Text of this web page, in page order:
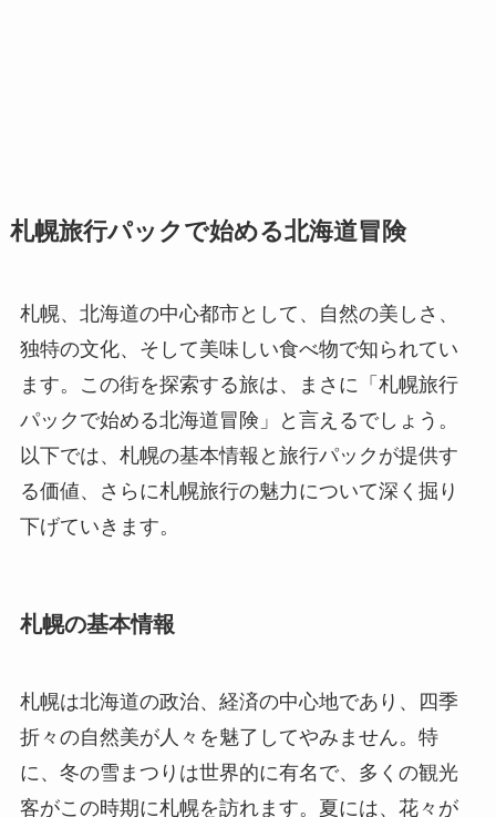
札幌旅行パックで始める北海道冒険
札幌、北海道の中心都市として、自然の美しさ、
独特の文化、そして美味しい食べ物で知られてい
ます。この街を探索する旅は、まさに「札幌旅行
パックで始める北海道冒険」と言えるでしょう。
以下では、札幌の基本情報と旅行パックが提供す
る価値、さらに札幌旅行の魅力について深く掘り
下げていきます。
札幌の基本情報
札幌は北海道の政治、経済の中心地であり、四季
折々の自然美が人々を魅了してやみません。特
に、冬の雪まつりは世界的に有名で、多くの観光
客がこの時期に札幌を訪れます。夏には、花々が